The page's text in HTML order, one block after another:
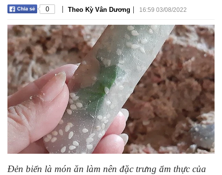
0 | Theo Kỳ Vân Dương | 16:59 03/08/2022
Đẻn biển là món ăn làm nên đặc trưng ẩm thực của